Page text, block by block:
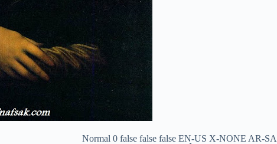
Normal 0 false false false EN-US X-NONE AR-SA